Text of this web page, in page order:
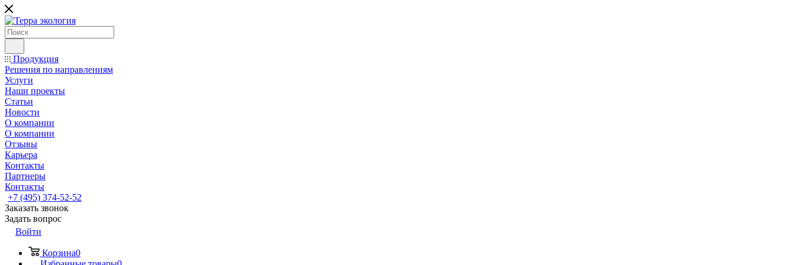
Продукция
Решения по направлениям
Услуги
Наши проекты
Статьи
Новости
О компании
О компании
Отзывы
Карьера
Контакты
Партнеры
Контакты
+7 (495) 374-52-52
Заказать звонок
Задать вопрос
Войти
Корзина0